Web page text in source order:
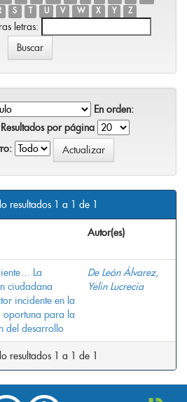
S U V W X Y Z
letras:
En orden:
Resultados por página
resultados 1 a 1 de 1
Autor(es)
La
ciudadana
incidente en la
oportuna para la
del desarrollo
De León Álvarez,
Yelin Lucrecia
resultados 1 a 1 de 1